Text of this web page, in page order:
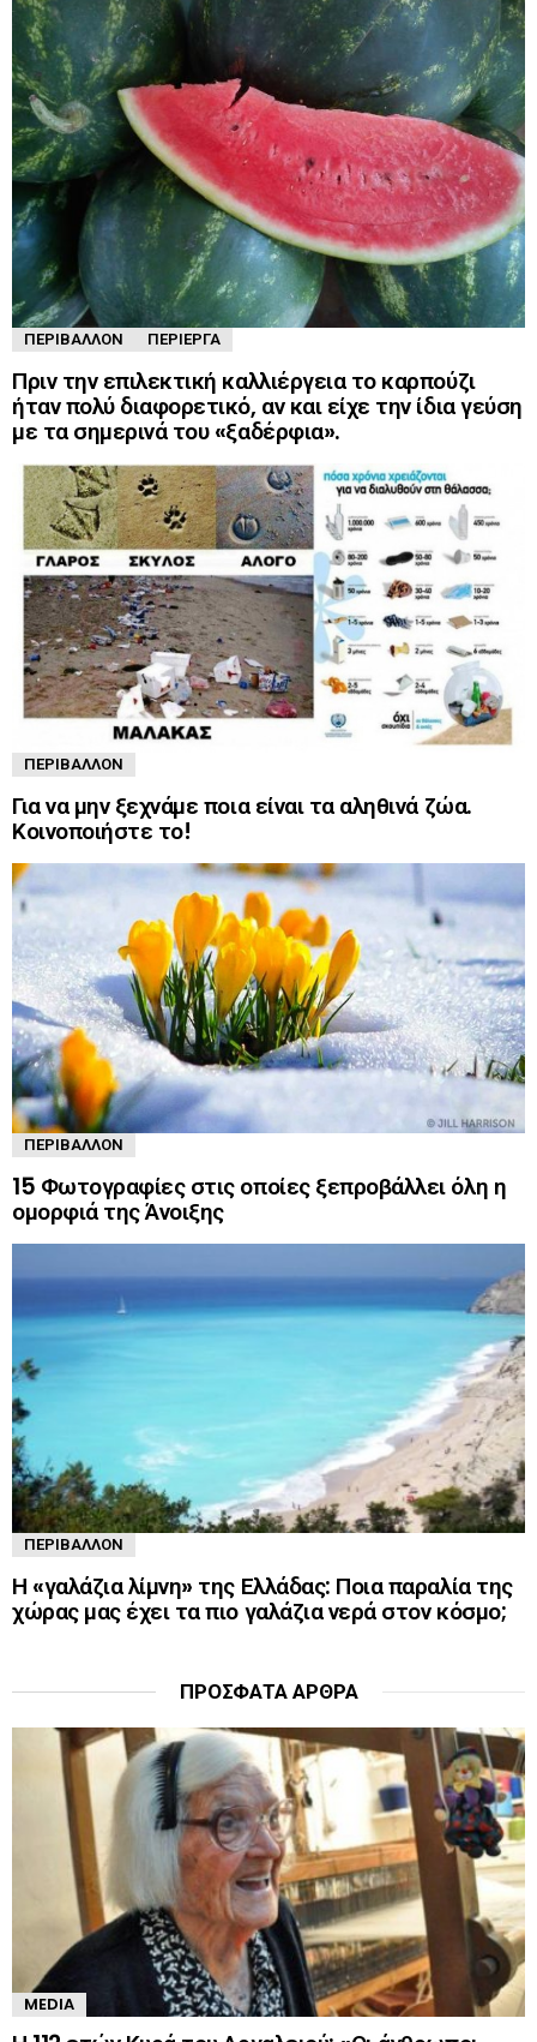
ΠΕΡΙΒΆΛΛΟΝ ΠΕΡΊΕΡΓΑ
Πριν την επιλεκτική καλλιέργεια το καρπούζι
ήταν πολύ διαφορετικό, αν και είχε την ίδια γεύση
με τα σημερινά του «ξαδέρφια».
ΠΕΡΙΒΆΛΛΟΝ
Για να μην ξεχνάμε ποια είναι τα αληθινά ζώα.
Κοινοποιήστε το!
ΠΕΡΙΒΆΛΛΟΝ
15 Φωτογραφίες στις οποίες ξεπροβάλλει όλη η
ομορφιά της Άνοιξης
ΠΕΡΙΒΆΛΛΟΝ
Η «γαλάζια λίμνη» της Ελλάδας: Ποια παραλία της
χώρας μας έχει τα πιο γαλάζια νερά στον κόσμο;
ΠΡΌΣΦΑΤΑ ΆΡΘΡΑ
MEDIA